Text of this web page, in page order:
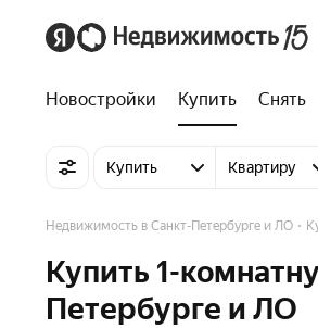
Новостройки Купить Снять
Купить Квартиру
Недвижимость в Санкт-Петербурге и ЛО
Купить 1-
Петербурге и ЛО